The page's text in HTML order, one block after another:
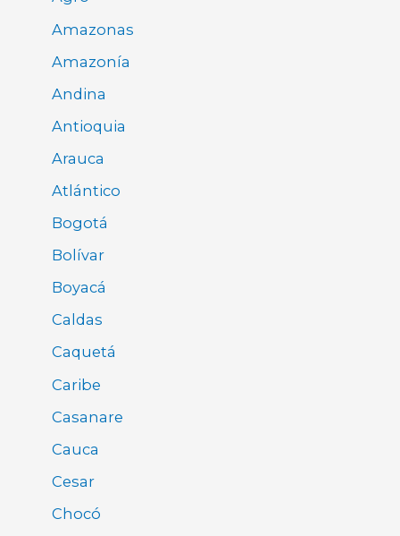
Amazonas
Amazonía
Andina
Antioquia
Arauca
Atlántico
Bogotá
Bolívar
Boyacá
Caldas
Caquetá
Caribe
Casanare
Cauca
Cesar
Chocó